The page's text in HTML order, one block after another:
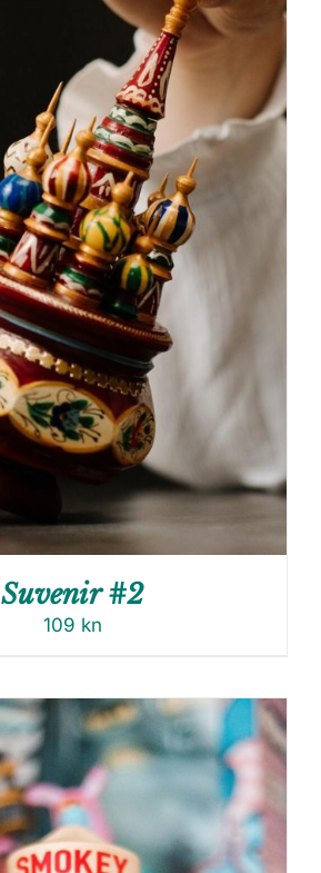
Suvenir #2
109 kn